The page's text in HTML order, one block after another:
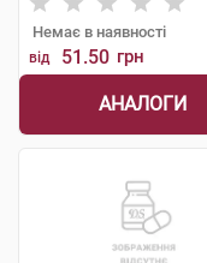
Немає в наявності
від 51.50 грн
АНАЛОГИ